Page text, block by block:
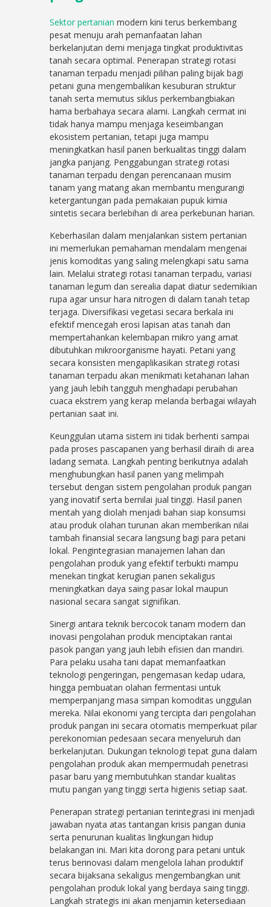
Sektor pertanian modern kini terus berkembang
pesat menuju arah pemanfaatan lahan
berkelanjutan demi menjaga tingkat produktivitas
tanah secara optimal. Penerapan strategi rotasi
tanaman terpadu menjadi pilihan paling bijak bagi
petani guna mengembalikan kesuburan struktur
tanah serta memutus siklus perkembangbiakan
hama berbahaya secara alami. Langkah cermat ini
tidak hanya mampu menjaga keseimbangan
ekosistem pertanian, tetapi juga mampu
meningkatkan hasil panen berkualitas tinggi dalam
jangka panjang. Penggabungan strategi rotasi
tanaman terpadu dengan perencanaan musim
tanam yang matang akan membantu mengurangi
ketergantungan pada pemakaian pupuk kimia
sintetis secara berlebihan di area perkebunan harian.
Keberhasilan dalam menjalankan sistem pertanian
ini memerlukan pemahaman mendalam mengenai
jenis komoditas yang saling melengkapi satu sama
lain. Melalui strategi rotasi tanaman terpadu, variasi
tanaman legum dan serealia dapat diatur sedemikian
rupa agar unsur hara nitrogen di dalam tanah tetap
terjaga. Diversifikasi vegetasi secara berkala ini
efektif mencegah erosi lapisan atas tanah dan
mempertahankan kelembapan mikro yang amat
dibutuhkan mikroorganisme hayati. Petani yang
secara konsisten mengaplikasikan strategi rotasi
tanaman terpadu akan menikmati ketahanan lahan
yang jauh lebih tangguh menghadapi perubahan
cuaca ekstrem yang kerap melanda berbagai wilayah
pertanian saat ini.
Keunggulan utama sistem ini tidak berhenti sampai
pada proses pascapanen yang berhasil diraih di area
ladang semata. Langkah penting berikutnya adalah
menghubungkan hasil panen yang melimpah
tersebut dengan sistem pengolahan produk pangan
yang inovatif serta bernilai jual tinggi. Hasil panen
mentah yang diolah menjadi bahan siap konsumsi
atau produk olahan turunan akan memberikan nilai
tambah finansial secara langsung bagi para petani
lokal. Pengintegrasian manajemen lahan dan
pengolahan produk yang efektif terbukti mampu
menekan tingkat kerugian panen sekaligus
meningkatkan daya saing pasar lokal maupun
nasional secara sangat signifikan.
Sinergi antara teknik bercocok tanam modern dan
inovasi pengolahan produk menciptakan rantai
pasok pangan yang jauh lebih efisien dan mandiri.
Para pelaku usaha tani dapat memanfaatkan
teknologi pengeringan, pengemasan kedap udara,
hingga pembuatan olahan fermentasi untuk
memperpanjang masa simpan komoditas unggulan
mereka. Nilai ekonomi yang tercipta dari pengolahan
produk pangan ini secara otomatis memperkuat pilar
perekonomian pedesaan secara menyeluruh dan
berkelanjutan. Dukungan teknologi tepat guna dalam
pengolahan produk akan mempermudah penetrasi
pasar baru yang membutuhkan standar kualitas
mutu pangan yang tinggi serta higienis setiap saat.
Penerapan strategi pertanian terintegrasi ini menjadi
jawaban nyata atas tantangan krisis pangan dunia
serta penurunan kualitas lingkungan hidup
belakangan ini. Mari kita dorong para petani untuk
terus berinovasi dalam mengelola lahan produktif
secara bijaksana sekaligus mengembangkan unit
pengolahan produk lokal yang berdaya saing tinggi.
Langkah strategis ini akan menjamin ketersediaan